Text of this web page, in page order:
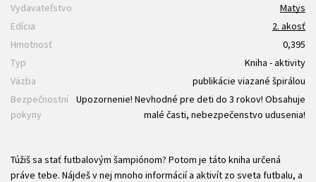
Vydavateľstvo
Matys
Edícia
2. akosť
Hmotnosť
0,395
Typ
Kniha - aktivity
Väzba
publikácie viazané špirálou
Bezpečnostní
pokyny
Upozornenie! Nevhodné pre deti do 3 rokov! Obsahuje
malé časti, nebezpečenstvo udusenia!
Túžiš sa stať futbalovým šampiónom? Potom je táto kniha určená
práve tebe. Nájdeš v nej mnoho informácií a aktivít zo sveta futbalu, a